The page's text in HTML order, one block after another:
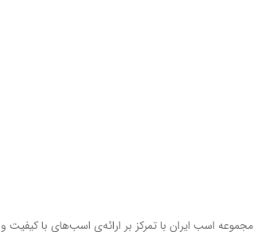
مجموعه اسب ایران با تمرکز بر ارائه‌ی اسب‌های با کیفیت